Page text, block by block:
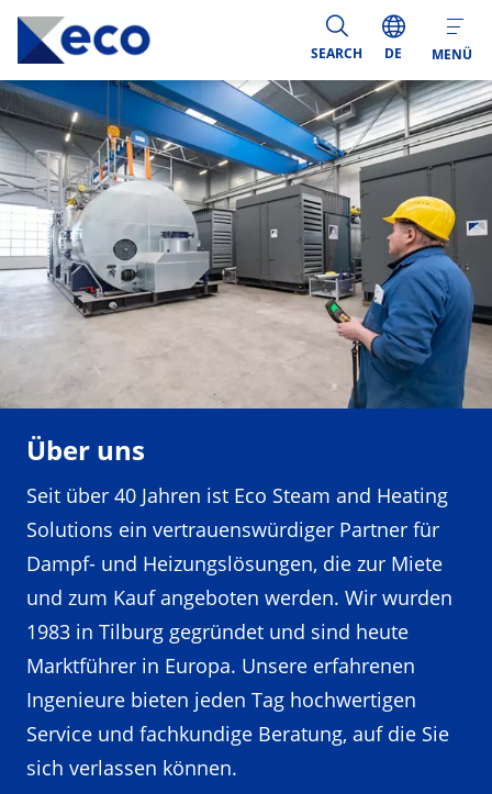
SEARCH DE MENÜ
Über uns
Seit über 40 Jahren ist Eco Steam and Heating
Solutions ein vertrauenswürdiger Partner für
Dampf- und Heizungslösungen, die zur Miete
und zum Kauf angeboten werden. Wir wurden
1983 in Tilburg gegründet und sind heute
Marktführer in Europa. Unsere erfahrenen
Ingenieure bieten jeden Tag hochwertigen
Service und fachkundige Beratung, auf die Sie
sich verlassen können.